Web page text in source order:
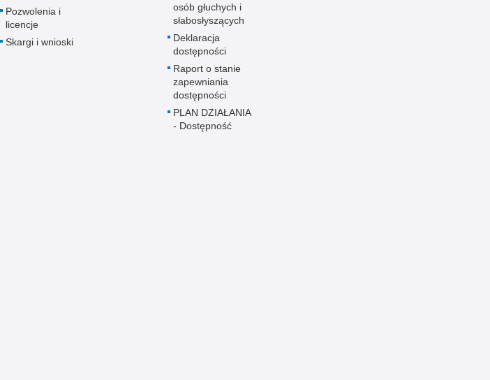
Pozwolenia i
licencje
Skargi i wnioski
osób głuchych i
słabosłyszących
Deklaracja
dostępności
Raport o stanie
zapewniania
dostępności
PLAN DZIAŁANIA
- Dostępność